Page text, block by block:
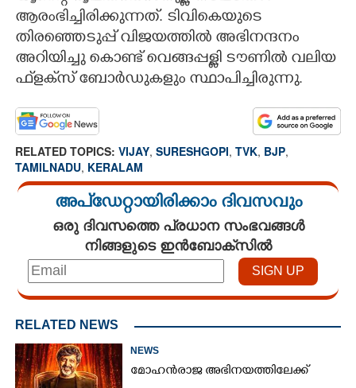
ആരംഭിച്ചിരിക്കുന്നത്. ടിവികെയുടെ
തിരഞ്ഞെടുപ്പ് വിജയത്തിൽ അഭിനന്ദനം
അറിയിച്ചു കൊണ്ട് വെങ്ങപ്പള്ളി ടൗണിൽ വലിയ
ഫ്‌ളക്‌സ് ബോർഡുകളും സ്ഥാപിച്ചിരുന്നു.
RELATED TOPICS: VIJAY, SURESHGOPI, TVK, BJP,
TAMILNADU, KERALAM
അപ്ഡേറ്റായിരിക്കാം ദിവസവും
ഒരു ദിവസത്തെ പ്രധാന സംഭവങ്ങൾ
നിങ്ങളുടെ ഇൻബോക്സിൽ
RELATED NEWS
NEWS
മോഹൻരാജ അഭിനയത്തിലേക്ക്